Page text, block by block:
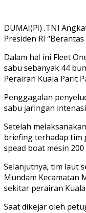
DUMAI(Pl) .TNI
Presiden RI
Dalam hal ini Fleet
sabu sebanyak 44
Perairan Kuala Parit
Penggagalan
sabu jaringan
Setelah
briefing terhadap tim
spead boat mesin
Selanjutnya, tim laut
Mundam Kecamatan
sekitar perairan
Saat dikejar oleh